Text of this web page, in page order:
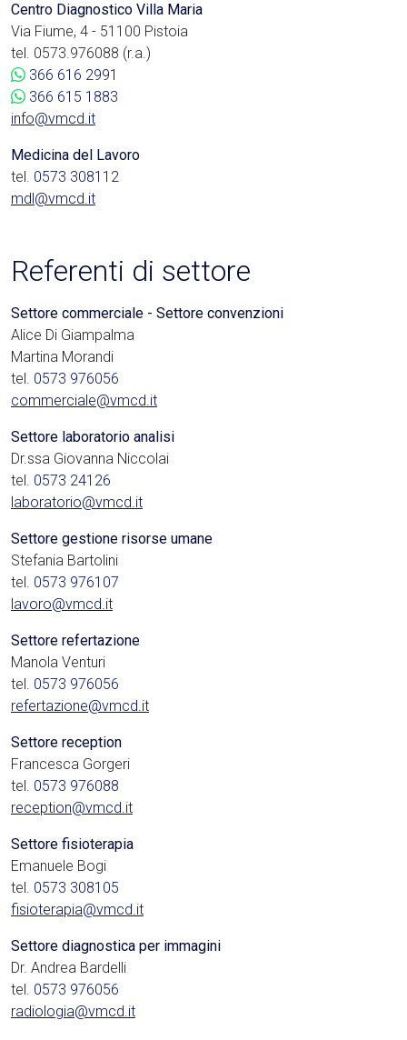
Centro Diagnostico Villa Maria
Via Fiume, 4 - 51100 Pistoia
tel. 0573.976088 (r.a.)
366 616 2991
366 615 1883
info@vmcd.it
Medicina del Lavoro
tel. 0573 308112
mdl@vmcd.it
Referenti di settore
Settore commerciale - Settore convenzioni
Alice Di Giampalma
Martina Morandi
tel. 0573 976056
commerciale@vmcd.it
Settore laboratorio analisi
Dr.ssa Giovanna Niccolai
tel. 0573 24126
laboratorio@vmcd.it
Settore gestione risorse umane
Stefania Bartolini
tel. 0573 976107
lavoro@vmcd.it
Settore refertazione
Manola Venturi
tel. 0573 976056
refertazione@vmcd.it
Settore reception
Francesca Gorgeri
tel. 0573 976088
reception@vmcd.it
Settore fisioterapia
Emanuele Bogi
tel. 0573 308105
fisioterapia@vmcd.it
Settore diagnostica per immagini
Dr. Andrea Bardelli
tel. 0573 976056
radiologia@vmcd.it